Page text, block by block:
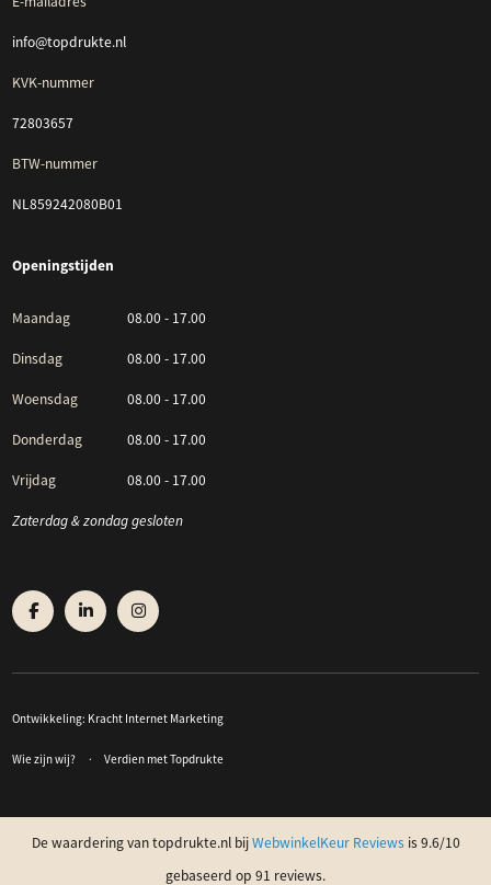
info@topdrukte.nl
KVK-nummer
72803657
BTW-nummer
NL859242080B01
Openingstijden
Maandag 08.00 - 17.00
Dinsdag 08.00 - 17.00
Woensdag 08.00 - 17.00
Donderdag 08.00 - 17.00
Vrijdag 08.00 - 17.00
Zaterdag & zondag gesloten
Ontwikkeling: Kracht Internet Marketing
Wie zijn wij? Verdien met Topdrukte
De waardering van topdrukte.nl bijWebwinkelKeur Reviewsis 9.6/10
gebaseerd op 91 reviews.